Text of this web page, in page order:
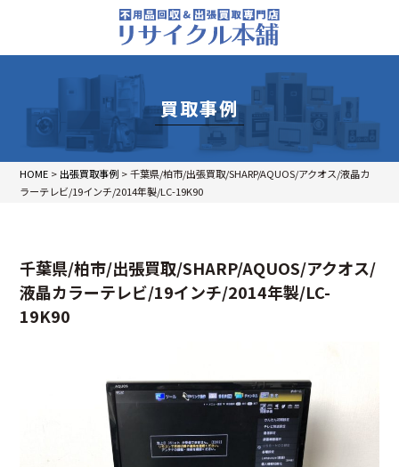
買取事例
HOME > 出張買取事例 >千葉県/柏市/出張買取/SHARP/AQUOS/アクオス/液晶カ
ラーテレビ/19インチ/2014年製/LC-19K90
千葉県/柏市/出張買取/SHARP/AQUOS/アクオス/
液晶カラーテレビ/19インチ/2014年製/LC-
19K90